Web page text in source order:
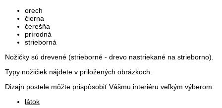
orech
čierna
čerešňa
prírodná
strieborná
Nožičky sú drevené (strieborné - drevo nastriekané na strieborno).
Typy nožičiek nájdete v priložených obrázkoch.
Dizajn postele môžte prispôsobiť Vášmu interiéru veľkým výberom:
látok